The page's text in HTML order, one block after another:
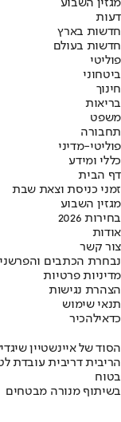
מגזין השבוע
דעות
חדשות בארץ
חדשות בעולם
פוליטי
ביטחוני
חינוך
בריאות
משפט
תחבורה
פוליטי-מדיני
כללי ומידע
דף הבית
זמני כניסת וצאת שבת
מגזין השבוע
בחירות 2026
אודות
צור קשר
נבחרת הכתבים
מדיניות פרטיות
הצהרת נגישות
תנאי שימוש
כדאילהכיר
הסוד של איינשטיין
הריבית דריבית עובדת
בטוח
בשיתוף מנורה מבטחים